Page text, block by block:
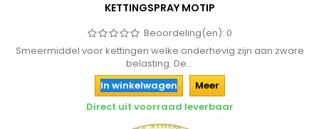
KETTINGSPRAY MOTIP
Beoordeling(en): 0
Smeermiddel voor kettingen welke onderhevig zijn aan zware
belasting. De...
In winkelwagen
Meer
Direct uit voorraad leverbaar